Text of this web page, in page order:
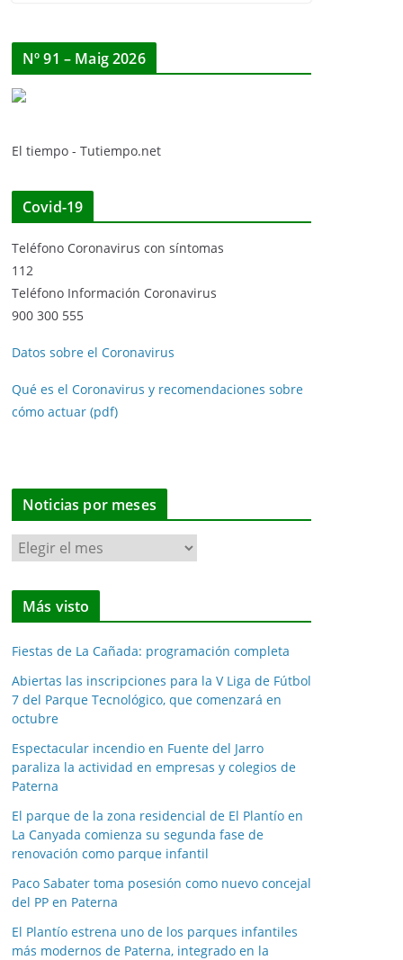
Nº 91 – Maig 2026
El tiempo - Tutiempo.net
Covid-19
Teléfono Coronavirus con síntomas
112
Teléfono Información Coronavirus
900 300 555
Datos sobre el Coronavirus
Qué es el Coronavirus y recomendaciones sobre
cómo actuar (pdf)
Noticias por meses
N
o
t
i
a
s
p
o
r
m
e
s
e
s
Más visto
Fiestas de La Cañada: programación completa
Abiertas las inscripciones para la V Liga de Fútbol
7 del Parque Tecnológico, que comenzará en
octubre
Espectacular incendio en Fuente del Jarro
paraliza la actividad en empresas y colegios de
Paterna
El parque de la zona residencial de El Plantío en
La Canyada comienza su segunda fase de
renovación como parque infantil
Paco Sabater toma posesión como nuevo concejal
del PP en Paterna
El Plantío estrena uno de los parques infantiles
más modernos de Paterna, integrado en la